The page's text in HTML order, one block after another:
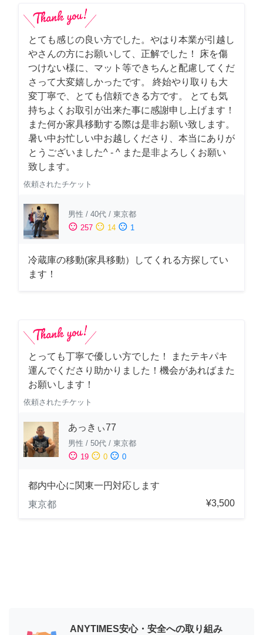
とても感じの良い方でした。やはり本業が引越し
やさんの方にお願いして、正解でした！ 床を傷
つけない様に、マット等できちんと配慮してくだ
さって大変嬉しかったです。 終始やり取りも大
変丁寧で、とても信頼できる方です。 とても気
持ちよくお取引が出来た事に感謝申し上げます！
また何か家具移動する際は是非お願い致します。
暑い中お忙しい中お越しくださり、本当にありが
とうございました^ - ^ また是非よろしくお願い
致します。
依頼されたチケット
男性 / 40代 / 東京都
sentiment_satisfied 257 sentiment_neutral 14 sentiment_dissatisfied 1
冷蔵庫の移動(家具移動）してくれる方探してい
ます！
とっても丁寧で優しい方でした！ またテキパキ
運んでくださり助かりました！機会があればまた
お願いします！
依頼されたチケット
あっきぃ77
男性 / 50代 / 東京都
sentiment_satisfied 19 sentiment_neutral 0 sentiment_dissatisfied 0
都内中心に関東一円対応します
東京都
¥3,500
ANYTIMES安心・安全への取り組み